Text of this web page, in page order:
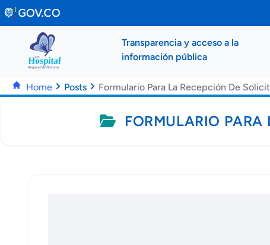
Saltar al contenido principal
Transparencia y acceso a la
información pública
Home Posts
FORMULARIO